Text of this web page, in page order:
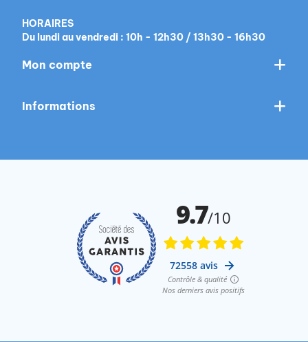
HORAIRES
Du lundi au vendredi : 10h - 12h30 / 13h30 - 16h30
Mon compte
Informations